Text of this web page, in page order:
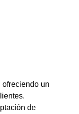
un
de